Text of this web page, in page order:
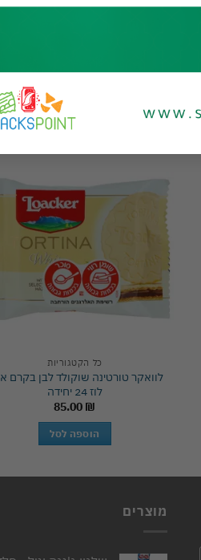
כל הקטגוריות
לוואקר טורטינה שוקולד לבן בקרם
לוז 24 יחידה
85.00 ₪
הוספה לסל
מוצרים